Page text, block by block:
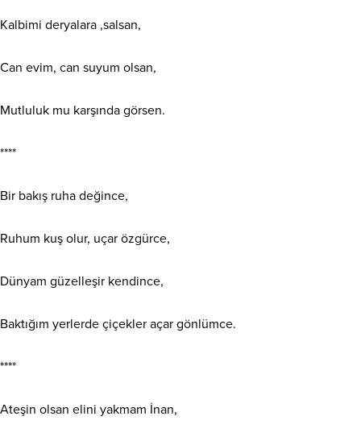
Kalbimi deryalara ,salsan,
Can evim, can suyum olsan,
Mutluluk mu karşında görsen.
****
Bir bakış ruha değince,
Ruhum kuş olur, uçar özgürce,
Dünyam güzelleşir kendince,
Baktığım yerlerde çiçekler açar gönlümce.
****
Ateşin olsan elini yakmam İnan,